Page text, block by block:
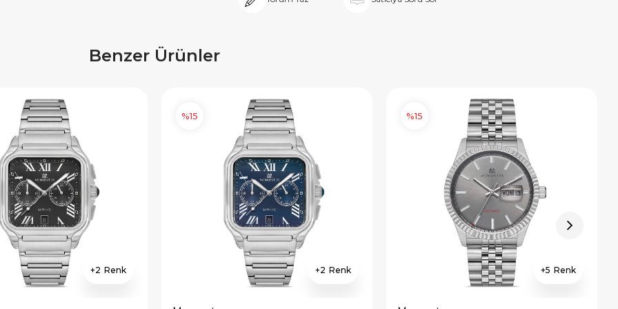
Benzer Ürünler
2 2
%15
5
%15
×